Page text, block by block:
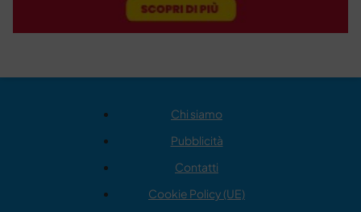
Chi siamo
Pubblicità
Contatti
Cookie Policy (UE)